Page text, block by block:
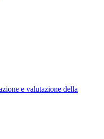
e valutazione della